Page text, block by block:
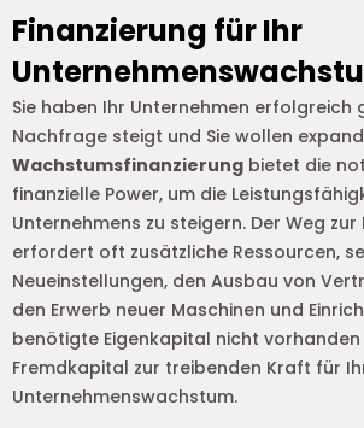
Finanzierung für Ihr
Sie haben Ihr Unternehmen erfolgreich
Nachfrage steigt und Sie wollen
Wachstumsfinanzierung bietet die
finanzielle Power, um die
Unternehmens zu steigern. Der Weg zur
erfordert oft zusätzliche Ressourcen,
Neueinstellungen, den Ausbau von
den Erwerb neuer Maschinen und
benötigte Eigenkapital nicht vorhanden
Fremdkapital zur treibenden Kraft für
Unternehmenswachstum.